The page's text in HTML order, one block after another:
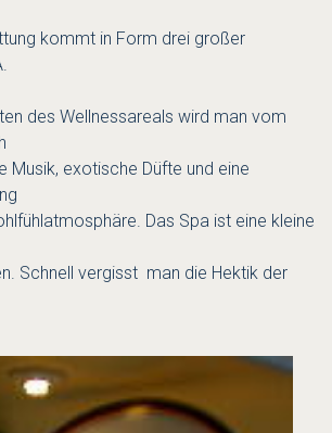
kommt in Form drei großer
des Wellnessareals wird man vom
Musik, exotische Düfte und eine
Das Spa ist eine kleine
Schnell vergisst man die Hektik der